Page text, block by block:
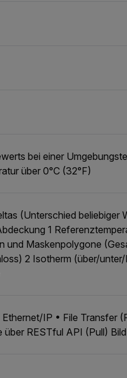
bei einer
über 0°C (32°F)
(Unterschied beliebiger
1
und Maskenpolygone
2 Isotherm (über/
IP • File Transfer
RESTful API (Pull)